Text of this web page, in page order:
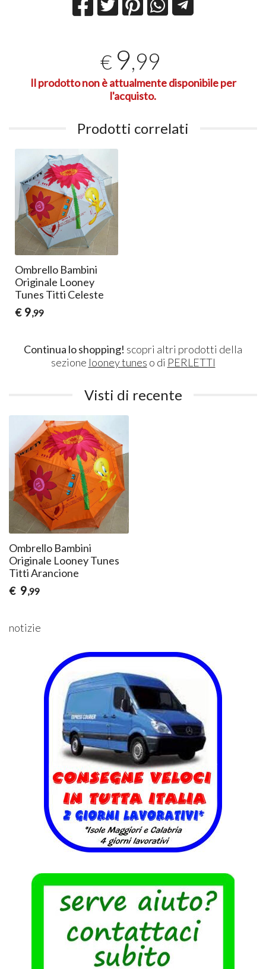
€ 9,99
Il prodotto non è attualmente disponibile per
l'acquisto.
Prodotti correlati
Ombrello Bambini
Originale Looney
Tunes Titti Celeste
€ 9,99
Continua lo shopping! scopri altri prodotti della
sezione looney tunes o di PERLETTI
Visti di recente
Ombrello Bambini
Originale Looney Tunes
Titti Arancione
€ 9,99
notizie